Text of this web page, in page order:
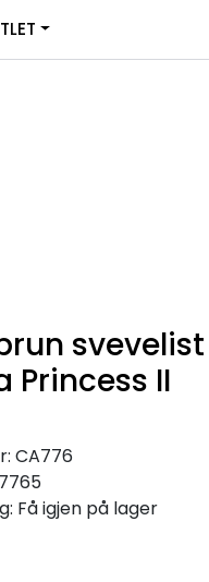
svevelist
Princess II
CA776
Få igjen på lager